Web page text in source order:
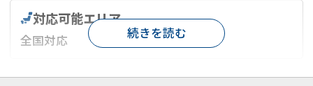
対応可能エリア
全国対応
対応が親身 オンライン面談可能
レスポンスが早い
続きを読む